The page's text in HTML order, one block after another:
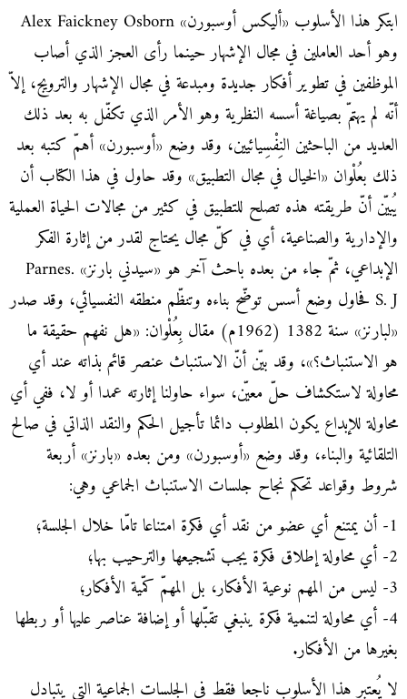
ابتكر هذا الأسلوب «أليكس أوسبورن» Alex Faickney Osborn
وهو أحد العاملين في مجال الإشهار حينما رأى العجز الذي أصاب
الموظفين في تطوير أفكار جديدة ومبدعة في مجال الإشهار والترويج، إلاّ
أنّه لم يهتمّ بصياغة أسسه النظرية وهو الأمر الذي تكفّل به بعد ذلك
العديد من الباحثين النِفْسِيائيين، وقد وضع «أوسبورن» أهمّ كتبه بعد
ذلك بعُلْوان «الخيال في مجال التطبيق» وقد حاول في هذا الكتاب أن
يُبيّن أنّ طريقته هذه تصلح للتطبيق في كثير من مجالات الحياة العملية
والإدارية والصناعية، أي في كلّ مجال يحتاج لقدر من إثارة الفكر
الإبداعي، ثمّ جاء من بعده باحث آخر هو «سيدني بارنز» Parnes.
S. J فحاول وضع أسس توضّح بناءه وتنظّم منطقه النفسيائي، وقد صدر
«لبارنز» سنة 1382 (1962م) مقال بِعُلْوان: «هل نفهم حقيقة ما
هو الاستنباث؟»، وقد بيّن أنّ الاستنباث عنصر قائم بذاته عند أي
محاولة لاستكشاف حلّ معيّن، سواء حاولنا إثارته عمدا أو لا، ففي أي
محاولة للإبداع يكون المطلوب دائما تأجيل الحكم والنقد الذاتي في صالح
التلقائية والبناء، وقد وضع «أوسبورن» ومن بعده «بارنز» أربعة
شروط وقواعد تحكم نجاح جلسات الاستنباث الجماعي وهي:
1- أن يمتنع أي عضو من نقد أي فكرة امتناعا تامّا خلال الجلسة؛
2- أي محاولة إطلاق فكرة يجب تشجيعها والترحيب بها؛
3- ليس من المهم نوعية الأفكار، بل المهمّ كمّية الأفكار؛
4- أي محاولة لتنمية فكرة ينبغي تقبّلها أو إضافة عناصر عليها أو ربطها
بغيرها من الأفكار.
لا يُعتبر هذا الأسلوب ناجعا فقط في الجلسات الجماعية التي يتبادل